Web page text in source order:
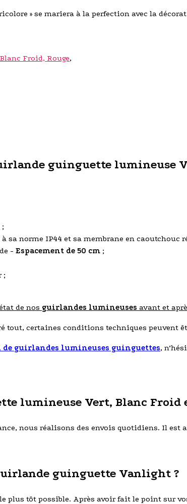
» se mariera à la perfection avec la
Froid, Rouge,
guinguette lumineuse
;
à sa norme IP44 et sa membrane en caoutchouc
- Espacement de 50 cm ;
;
de nos guirlandes lumineuses avant et
tout, certaines conditions techniques peuvent
guirlandes lumineuses guinguettes,
lumineuse Vert, Blanc Froid
nous réalisons des envois quotidiens. Il
guinguette Vanlight ?
plus tôt possible. Après avoir fait le point sur